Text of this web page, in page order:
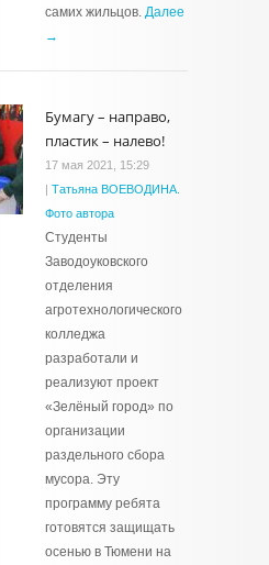
самих жильцов. Далее
→
Бумагу – направо,
пластик – налево!
17 мая 2021, 15:29
| Татьяна ВОЕВОДИНА.
Фото автора
Студенты
Заводоуковского
отделения
агротехнологического
колледжа
разработали и
реализуют проект
«Зелёный город» по
организации
раздельного сбора
мусора. Эту
программу ребята
готовятся защищать
осенью в Тюмени на